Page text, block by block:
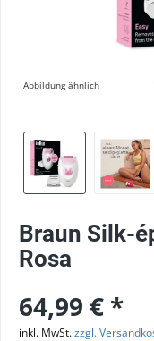
Abbildung ähnlich
Braun Silk-
Rosa
64,99 € *
inkl. MwSt.zzgl.